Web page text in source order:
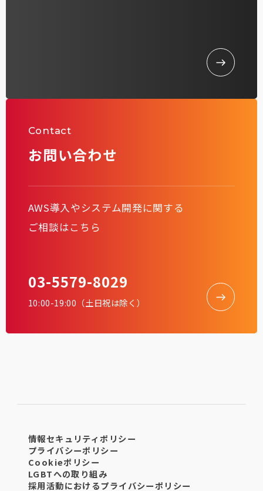
Contact
お問い合わせ
AWS導入やシステム開発に関する
ご相談はこちら
03-5579-8029
10:00-19:00（土日祝は除く）
情報セキュリティポリシー
プライバシーポリシー
Cookieポリシー
LGBTへの取り組み
採用活動におけるプライバシーポリシー